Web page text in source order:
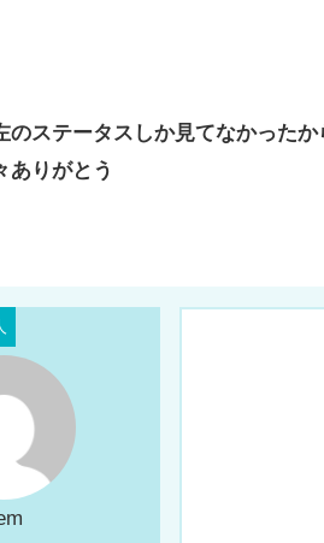
のステータスしか見てなかった
ありがとう